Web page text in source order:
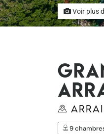
Voir plus
9